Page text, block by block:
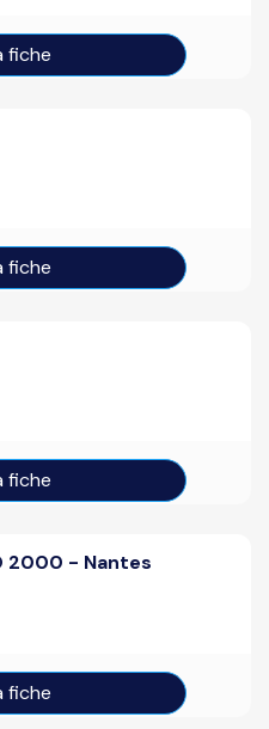
fiche
fiche
fiche
2000 - Nantes
fiche